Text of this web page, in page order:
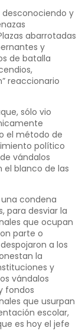
desconociendo y
abarrotadas
y
de batalla
reaccionario
sólo vio
el método de
político
vándalos
el blanco de las
condena
para desviar la
que ocupan
parte o
a los
la
y
vándalos
fondos
que usurpan
escolar,
es hoy el jefe